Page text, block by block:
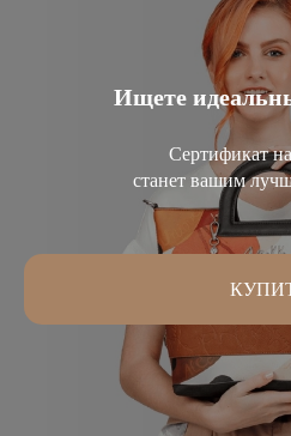
Ищете
Сертификат
станет вашим